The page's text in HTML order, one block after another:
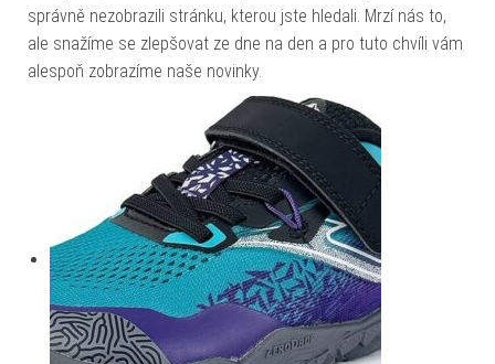
správně nezobrazili stránku, kterou jste hledali. Mrzí nás to,
ale snažíme se zlepšovat ze dne na den a pro tuto chvíli vám
alespoň zobrazíme naše novinky.